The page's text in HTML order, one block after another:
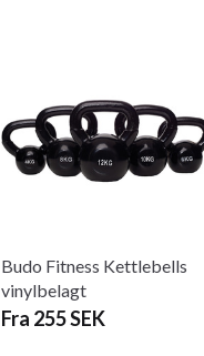
Budo Fitness Kettlebells
vinylbelagt
Fra 255 SEK